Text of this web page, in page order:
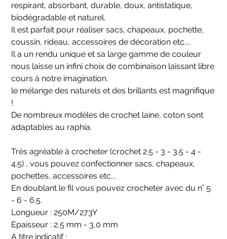
respirant, absorbant, durable, doux, antistatique,
biodégradable et naturel.
Il est parfait pour réaliser sacs, chapeaux, pochette,
coussin, rideau, accessoires de décoration etc....
Il a un rendu unique et sa large gamme de couleur
nous laisse un infini choix de combinaison laissant libre
cours à notre imagination.
le mélange des naturels et des brillants est magnifique
!
De nombreux modèles de crochet laine, coton sont
adaptables au raphia.
Très agréable à crocheter (crochet 2.5 - 3 - 3.5 - 4 -
4.5) , vous pouvez confectionner sacs, chapeaux,
pochettes, accessoires etc...
En doublant le fil vous pouvez crocheter avec du n° 5
- 6 - 6.5.
Longueur : 250M/273Y
Epaisseur : 2,5 mm - 3,0 mm
A titre indicatif :